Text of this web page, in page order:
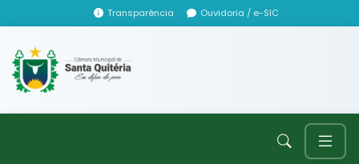
Transparência Ouvidoria / e-SIC